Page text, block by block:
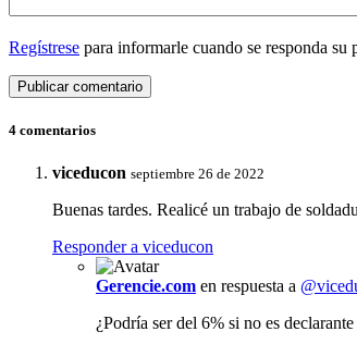
Regístrese para informarle cuando se responda su
4 comentarios
viceducon septiembre 26 de 2022
Buenas tardes. Realicé un trabajo de
Responder a viceducon
Gerencie.com en respuesta a
¿Podría ser del 6% si no es